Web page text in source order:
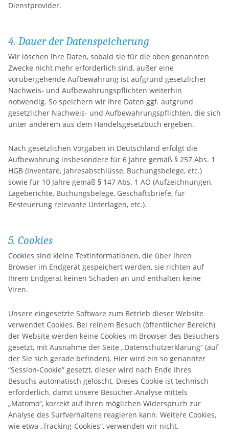
Dienstprovider.
4. Dauer der Datenspeicherung
Wir löschen Ihre Daten, sobald sie für die oben genannten
Zwecke nicht mehr erforderlich sind, außer eine
vorübergehende Aufbewahrung ist aufgrund gesetzlicher
Nachweis- und Aufbewahrungspflichten weiterhin
notwendig. So speichern wir Ihre Daten ggf. aufgrund
gesetzlicher Nachweis- und Aufbewahrungspflichten, die sich
unter anderem aus dem Handelsgesetzbuch ergeben.
Nach gesetzlichen Vorgaben in Deutschland erfolgt die
Aufbewahrung insbesondere für 6 Jahre gemäß § 257 Abs. 1
HGB (Inventare, Jahresabschlüsse, Buchungsbelege, etc.)
sowie für 10 Jahre gemäß § 147 Abs. 1 AO (Aufzeichnungen,
Lageberichte, Buchungsbelege, Geschäftsbriefe, für
Besteuerung relevante Unterlagen, etc.).
5. Cookies
Cookies sind kleine Textinformationen, die über Ihren
Browser im Endgerät gespeichert werden, sie richten auf
Ihrem Endgerät keinen Schaden an und enthalten keine
Viren.
Unsere eingesetzte Software zum Betrieb dieser Website
verwendet Cookies. Bei reinem Besuch (öffentlicher Bereich)
der Website werden keine Cookies im Browser des Besuchers
gesetzt, mit Ausnahme der Seite „Datenschutzerklärung“ (auf
der Sie sich gerade befinden). Hier wird ein so genannter
“Session-Cookie” gesetzt, dieser wird nach Ende Ihres
Besuchs automatisch gelöscht. Dieses Cookie ist technisch
erforderlich, damit unsere Besucher-Analyse mittels
„Matomo“, korrekt auf Ihren möglichen Widerspruch zur
Analyse des Surfverhaltens reagieren kann. Weitere Cookies,
wie etwa „Tracking-Cookies“, verwenden wir nicht.